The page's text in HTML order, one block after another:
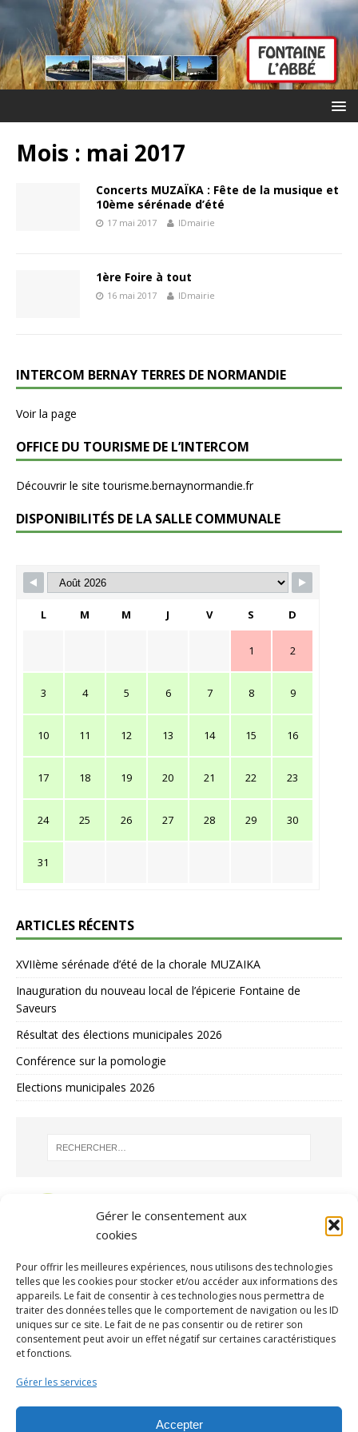
Gérer le consentement aux
cookies
Pour offrir les meilleures expériences, nous utilisons des technologies
telles que les cookies pour stocker et/ou accéder aux informations des
appareils. Le fait de consentir à ces technologies nous permettra de
traiter des données telles que le comportement de navigation ou les ID
uniques sur ce site. Le fait de ne pas consentir ou de retirer son
consentement peut avoir un effet négatif sur certaines caractéristiques
et fonctions.
Gérer les services
Accepter
Mois : mai 2017
Concerts MUZAÏKA : Fête de la musique et
10ème sérénade d’été
17 mai 2017 IDmairie
1ère Foire à tout
16 mai 2017 IDmairie
INTERCOM BERNAY TERRES DE NORMANDIE
Voir la page
OFFICE DU TOURISME DE L’INTERCOM
Découvrir le site tourisme.bernaynormandie.fr
DISPONIBILITÉS DE LA SALLE COMMUNALE
L M M J V S D
1 2
3 4 5 6 7 8 9
10 11 12 13 14 15 16
17 18 19 20 21 22 23
24 25 26 27 28 29 30
31
ARTICLES RÉCENTS
XVIIème sérénade d’été de la chorale MUZAIKA
Inauguration du nouveau local de l’épicerie Fontaine de
Saveurs
Résultat des élections municipales 2026
Conférence sur la pomologie
Elections municipales 2026
ARCHIVES